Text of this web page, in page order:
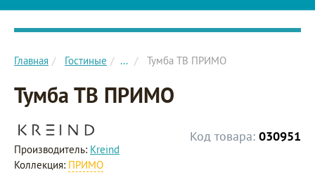
Главное меню сайта
Главная Гостиные ... Тумба ТВ ПРИМО
Тумба ТВ ПРИМО
Код товара: 030951
Производитель: Kreind
Коллекция: ПРИМО